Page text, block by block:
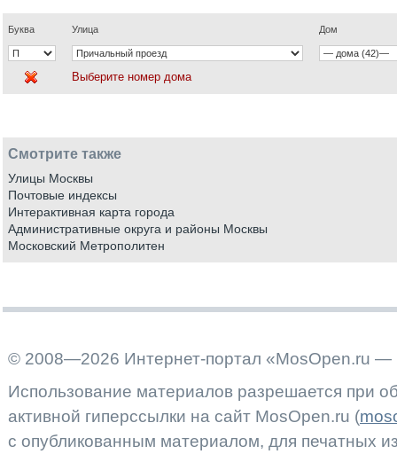
Буква Улица Дом
Выберите номер дома
Смотрите также
Улицы Москвы
Почтовые индексы
Интерактивная карта города
Административные округа и районы Москвы
Московский Метрополитен
© 2008—2026 Интернет-портал «MosOpen.ru —
Использование материалов разрешается при
активной гиперссылки на сайт MosOpen.ru (
с опубликованным материалом, для печатных